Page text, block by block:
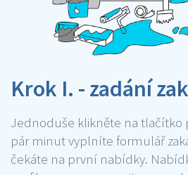
Krok I. - zadání
Jednoduše klikněte na tlačítko
pár minut vyplníte formulář
čekáte na první nabídky.